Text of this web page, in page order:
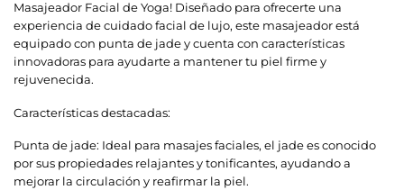
Masajeador Facial de Yoga! Diseñado para ofrecerte una
experiencia de cuidado facial de lujo, este masajeador está
equipado con punta de jade y cuenta con características
innovadoras para ayudarte a mantener tu piel firme y
rejuvenecida.
Características destacadas:
Punta de jade: Ideal para masajes faciales, el jade es conocido
por sus propiedades relajantes y tonificantes, ayudando a
mejorar la circulación y reafirmar la piel.